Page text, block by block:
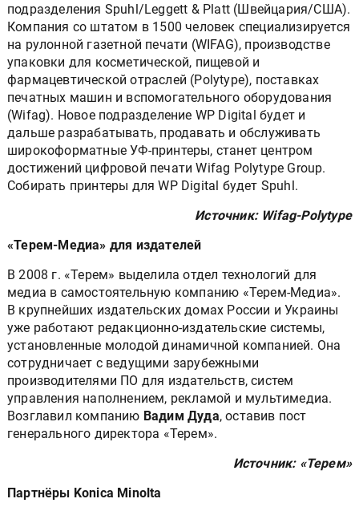
подразделения Spuhl/Leggett & Platt (Швейцария/США).
Компания со штатом в 1500 человек специализируется
на рулонной газетной печати (WIFAG), производстве
упаковки для косметической, пищевой и
фармацевтической отраслей (Polytype), поставках
печатных машин и вспомогательного оборудования
(Wifag). Новое подразделение WP Digital будет и
дальше разрабатывать, продавать и обслуживать
широкоформатные УФ-принтеры, станет центром
достижений цифровой печати Wifag Polytype Group.
Собирать принтеры для WP Digital будет Spuhl.
Источник: Wifag-Polytype
«Терем-Медиа» для издателей
В 2008 г. «Терем» выделила отдел технологий для
медиа в самостоятельную компанию «Терем-Медиа».
В крупнейших издательских домах России и Украины
уже работают редакционно-издательские системы,
установленные молодой динамичной компанией. Она
сотрудничает с ведущими зарубежными
производителями ПО для издательств, систем
управления наполнением, рекламой и мультимедиа.
Возглавил компанию Вадим Дуда, оставив пост
генерального директора «Терем».
Источник: «Терем»
Партнёры Konica Minolta